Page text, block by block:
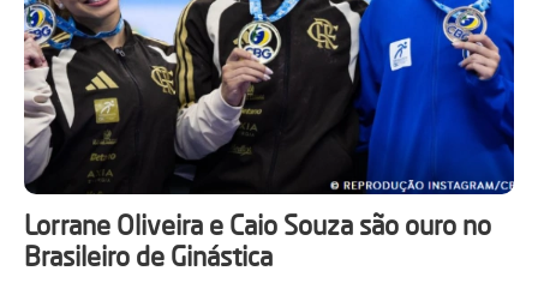
Lorrane Oliveira e Caio Souza são ouro no
Brasileiro de Ginástica